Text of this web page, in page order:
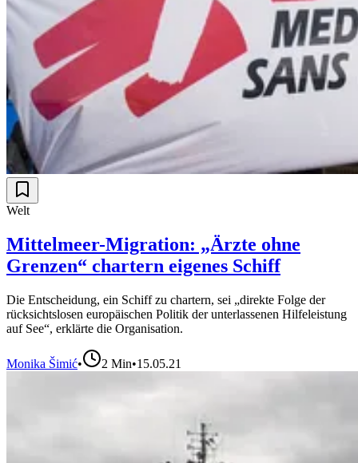
Welt
Mittelmeer-Migration: „Ärzte ohne
Grenzen“ chartern eigenes Schiff
Die Entscheidung, ein Schiff zu chartern, sei „direkte Folge der
rücksichtslosen europäischen Politik der unterlassenen Hilfeleistung
auf See“, erklärte die Organisation.
Monika Šimić• 2 Min•15.05.21